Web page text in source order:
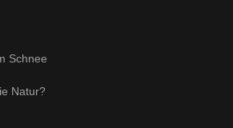
Schnee
Natur?